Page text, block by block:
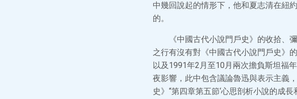
中幾回說起的情形下，他和夏志清在紐
的。
《中國古代小說門戶史》的收拾、
之行有沒有對《中國古代小說門戶史》
以及1991年2月至10月兩次擔負斯坦福
夜影響，此中包含議論魯迅與表示主義
史》“第四章第五節‘心思剖析小說的成